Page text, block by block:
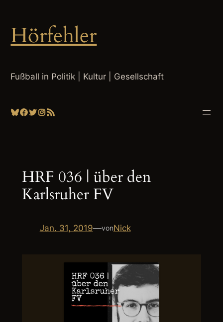
springen
Hörfehler
Fußball in Politik | Kultur | Gesellschaft
Bluesky
Facebook
Twitter
Instagram
RSS-Feed
HRF 036 | über den
Karlsruher FV
Jan. 31, 2019—vonNick